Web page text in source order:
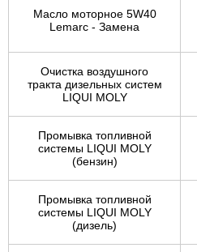
Масло моторное 5W40
Lemarc - Замена
Очистка воздушного
тракта дизельных систем
LIQUI MOLY
Промывка топливной
системы LIQUI MOLY
(бензин)
Промывка топливной
системы LIQUI MOLY
(дизель)